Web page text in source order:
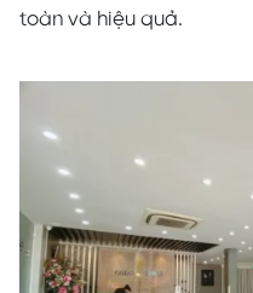
toàn và hiệu quả.